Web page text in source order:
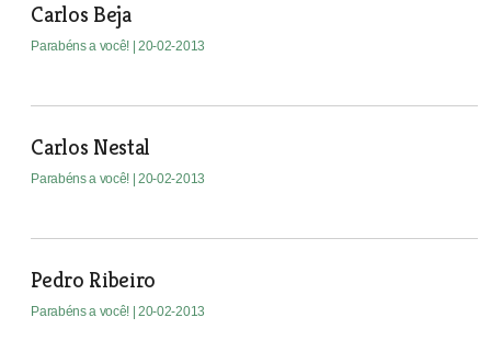
Carlos Beja
Parabéns a você! | 20-02-2013
Carlos Nestal
Parabéns a você! | 20-02-2013
Pedro Ribeiro
Parabéns a você! | 20-02-2013